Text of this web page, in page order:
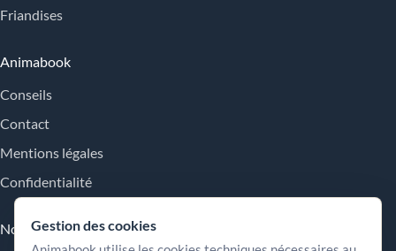
Friandises
Animabook
Conseils
Contact
Mentions légales
Confidentialité
Nos engagements
Gestion des cookies